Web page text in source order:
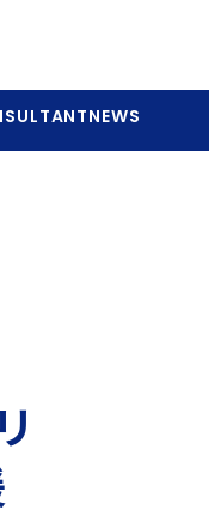
NEWS